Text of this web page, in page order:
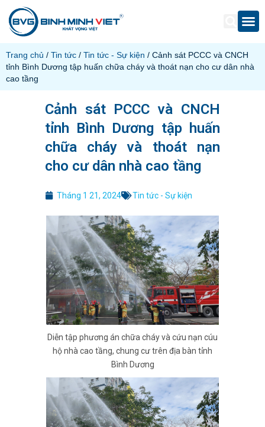
Trang chủ / Tin tức / Tin tức - Sự kiện / Cảnh sát PCCC và CNCH
tỉnh Bình Dương tập huấn chữa cháy và thoát nạn cho cư dân nhà
cao tầng
Cảnh sát PCCC và CNCH
tỉnh Bình Dương tập huấn
chữa cháy và thoát nạn
cho cư dân nhà cao tầng
Tháng 1 21, 2024 Tin tức - Sự kiện
Diễn tập phương án chữa cháy và cứu nạn cúu
hộ nhà cao tầng, chung cư trên địa bàn tỉnh
Bình Dương